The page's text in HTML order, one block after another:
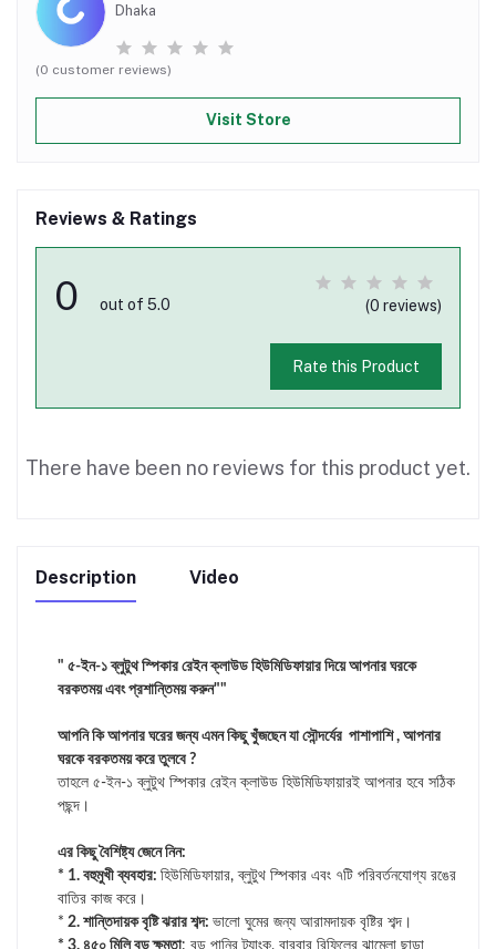
Dhaka
(0 customer reviews)
Visit Store
Reviews & Ratings
0 out of 5.0 (0 reviews)
Rate this Product
There have been no reviews for this product yet.
Description Video
" ৫-ইন-১ ব্লুটুথ স্পিকার রেইন ক্লাউড হিউমিডিফায়ার দিয়ে আপনার ঘরকে
বরকতময় এবং প্রশান্তিময় করুন""
আপনি কি আপনার ঘরের জন্য এমন কিছু খুঁজছেন যা সৌন্দর্যের পাশাপাশি , আপনার
ঘরকে বরকতময় করে তুলবে ?
তাহলে ৫-ইন-১ ব্লুটুথ স্পিকার রেইন ক্লাউড হিউমিডিফায়ারই আপনার হবে সঠিক
পছন্দ।
এর কিছু বৈশিষ্ট্য জেনে নিন:
* 1. বহুমুখী ব্যবহার: হিউমিডিফায়ার, ব্লুটুথ স্পিকার এবং ৭টি পরিবর্তনযোগ্য রঙের
বাতির কাজ করে।
* 2. শান্তিদায়ক বৃষ্টি ঝরার শব্দ: ভালো ঘুমের জন্য আরামদায়ক বৃষ্টির শব্দ।
* 3. ৪৫০ মিলি বড় ক্ষমতা: বড় পানির ট্যাংক, বারবার রিফিলের ঝামেলা ছাড়া